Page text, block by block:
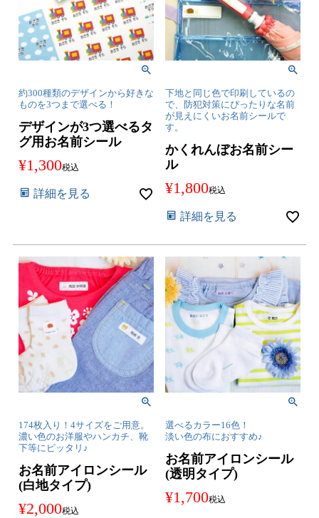
約300種類のデザインから好きな
ものを3つまで選べる！
デザインが3つ選べるタ
グ用お名前シール
¥1,300税込
詳細を見る
下地と同じ色で印刷しているの
で、防犯対策にぴったりな名前
が見えにくいお名前シールで
す。
かくれんぼお名前シー
ル
¥1,800税込
詳細を見る
174枚入り！4サイズをご用意。
濃い色のお洋服やハンカチ、靴
下等にピッタリ♪
お名前アイロンシール
(白地タイプ)
¥2,000税込
選べるカラー16色！
淡い色の布におすすめ♪
お名前アイロンシール
(透明タイプ)
¥1,700税込